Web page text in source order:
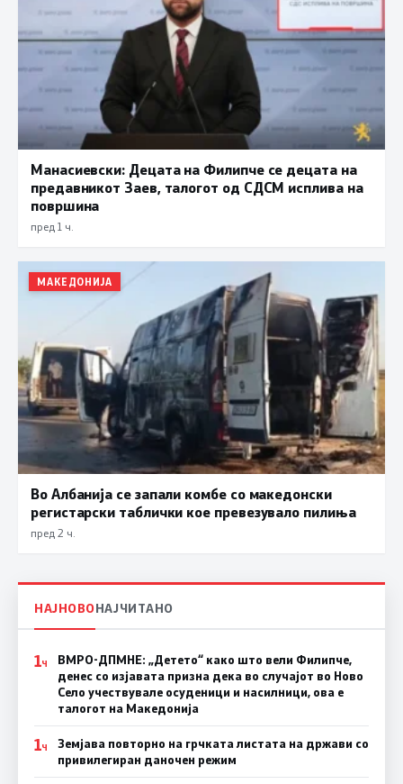
Манасиевски: Децата на Филипче се децата на
предавникот Заев, талогот од СДСМ исплива на
површина
пред 1 ч.
МАКЕДОНИЈА
Во Албанија се запали комбе со македонски
регистарски таблички кое превезувало пилиња
пред 2 ч.
НАЈНОВОНАЈЧИТАНО
1Ч
ВМРО-ДПМНЕ: „Детето“ како што вели Филипче,
денес со изјавата призна дека во случајот во Ново
Село учествувале осуденици и насилници, ова е
талогот на Македонија
1Ч
Земјава повторно на грчката листата на држави со
привилегиран даночен режим